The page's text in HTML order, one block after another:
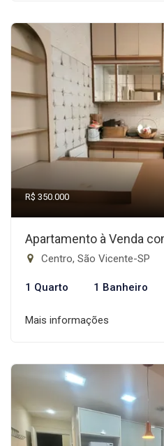
R$ 350.000
Apartamento à Venda
Centro, São Vicente-SP
1 Quarto 1 Banheiro
Mais informações